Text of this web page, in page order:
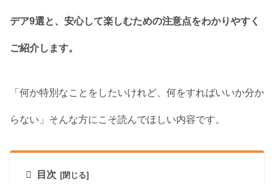
デア9選と、安心して楽しむための注意点をわかりやすく
ご紹介します。
「何か特別なことをしたいけれど、何をすればいいか分か
らない」そんな方にこそ読んでほしい内容です。
目次